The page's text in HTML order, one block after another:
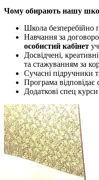
Чому обирають нашу
Школа безперебійно
Навчання за
особистий кабінет
Досвідчені,
та стажуванням за
Сучасні підручники
Програма
Додаткові спец